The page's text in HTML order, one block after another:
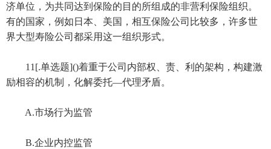
济单位，为共同达到保险的目的所组成的非营利保险组织。
有的国家，例如日本、美国，相互保险公司比较多，许多世
界大型寿险公司都采用这一组织形式。
11[.单选题]()着重于公司内部权、责、利的架构，构建激
励相容的机制，化解委托—代理矛盾。
A.市场行为监管
B.企业内控监管